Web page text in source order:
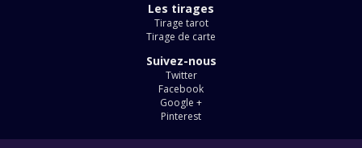
Les tirages
Tirage tarot
Tirage de carte
Suivez-nous
Twitter
Facebook
Google +
Pinterest